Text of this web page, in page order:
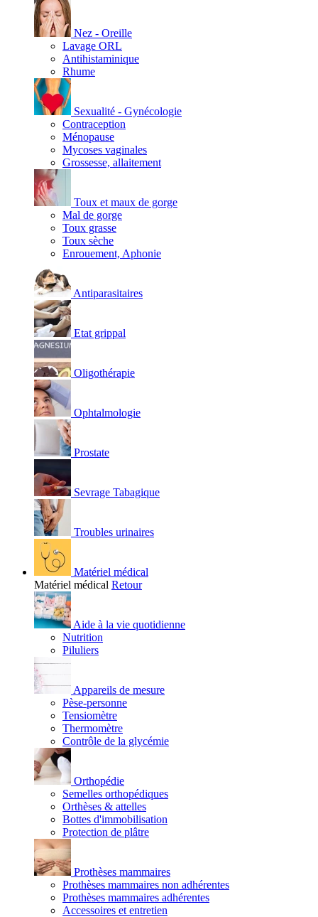
Nez - Oreille
Lavage ORL
Antihistaminique
Rhume
Sexualité - Gynécologie
Contraception
Ménopause
Mycoses vaginales
Grossesse, allaitement
Toux et maux de gorge
Mal de gorge
Toux grasse
Toux sèche
Enrouement, Aphonie
Antiparasitaires
Etat grippal
Oligothérapie
Ophtalmologie
Prostate
Sevrage Tabagique
Troubles urinaires
Matériel médical
Matériel médical Retour
Aide à la vie quotidienne
Nutrition
Piluliers
Appareils de mesure
Pèse-personne
Tensiomètre
Thermomètre
Contrôle de la glycémie
Orthopédie
Semelles orthopédiques
Orthèses & attelles
Bottes d'immobilisation
Protection de plâtre
Prothèses mammaires
Prothèses mammaires non adhérentes
Prothèses mammaires adhérentes
Accessoires et entretien